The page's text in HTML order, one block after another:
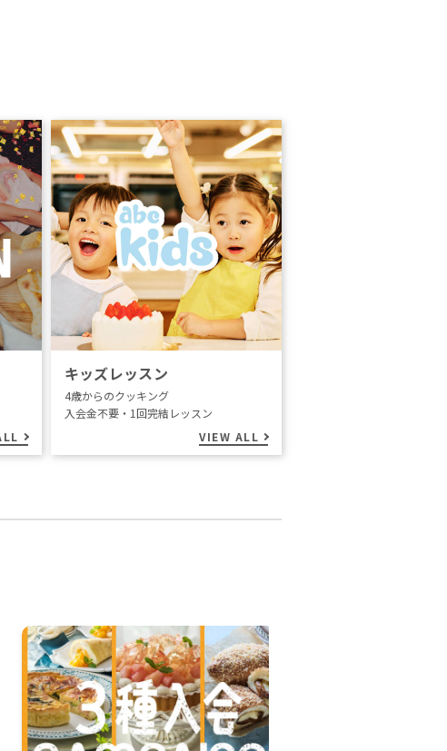
キッズレッスン
4歳からのクッキング
入会金不要・1回完結レッスン
VIEW ALL